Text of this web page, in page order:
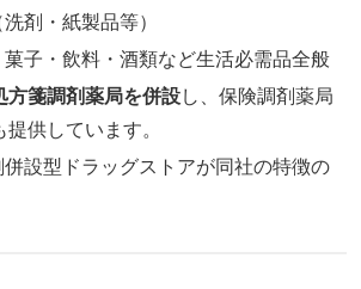
剤・紙製品等）
子・飲料・酒類など生活必需品全般
方箋調剤薬局を併設し、保険調剤薬局
供しています。
設型ドラッグストアが同社の特徴の